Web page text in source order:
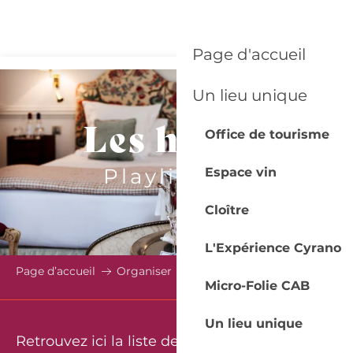
principal
Page d'accueil
Un lieu unique
Office de tourisme
Espace vin
Cloître
L'Expérience Cyrano
Micro-Folie CAB
Un lieu unique
Les hôtels
Playlist SIT
Page d’accueil Organiser
Retrouvez ici la liste de nos hôtels.